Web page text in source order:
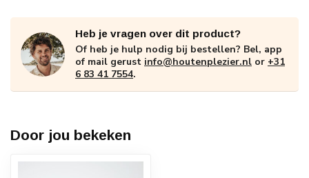
Heb je vragen over dit product?
Of heb je hulp nodig bij bestellen? Bel, app
of mail gerust info@houtenplezier.nl or +31
6 83 41 7554.
Door jou bekeken